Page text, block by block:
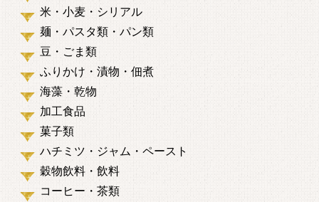
米・小麦・シリアル
麺・パスタ類・パン類
豆・ごま類
ふりかけ・漬物・佃煮
海藻・乾物
加工食品
菓子類
ハチミツ・ジャム・ペースト
穀物飲料・飲料
コーヒー・茶類